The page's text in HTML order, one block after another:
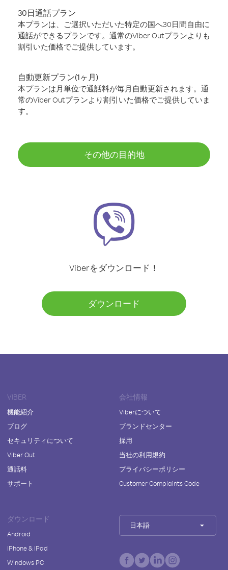
30日通話プラン
本プランは、ご選択いただいた特定の国へ30日間自由に
通話ができるプランです。通常のViber Outプランよりも
割引いた価格でご提供しています。
自動更新プラン(1ヶ月)
本プランは月単位で通話料が毎月自動更新されます。通
常のViber Outプランより割引いた価格でご提供していま
す。
その他の目的地
Viberをダウンロード！
ダウンロード
VIBER
機能紹介
ブログ
セキュリティについて
Viber Out
通話料
サポート
会社情報
Viberについて
ブランドセンター
採用
当社の利用規約
プライバシーポリシー
Customer Complaints Code
ダウンロード
Android
iPhone & iPad
Windows PC
日本語